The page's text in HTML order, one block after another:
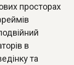
просторах
в
та